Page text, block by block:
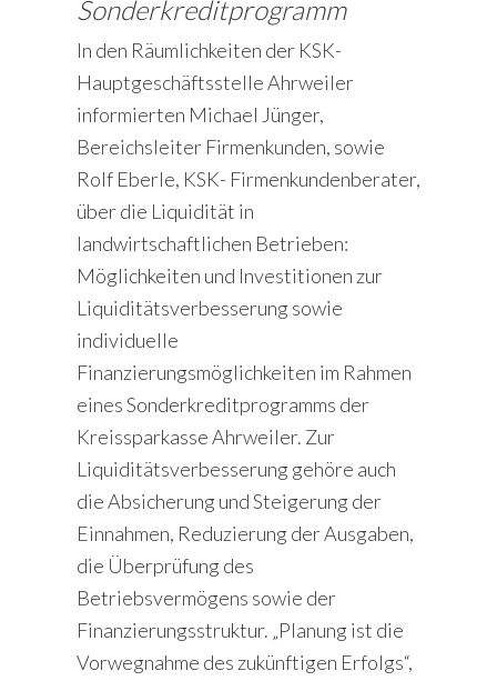
Sonderkreditprogramm
In den Räumlichkeiten der KSK-
Hauptgeschäftsstelle Ahrweiler
informierten Michael Jünger,
Bereichsleiter Firmenkunden, sowie
Rolf Eberle, KSK- Firmenkundenberater,
über die Liquidität in
landwirtschaftlichen Betrieben:
Möglichkeiten und Investitionen zur
Liquiditätsverbesserung sowie
individuelle
Finanzierungsmöglichkeiten im Rahmen
eines Sonderkreditprogramms der
Kreissparkasse Ahrweiler. Zur
Liquiditätsverbesserung gehöre auch
die Absicherung und Steigerung der
Einnahmen, Reduzierung der Ausgaben,
die Überprüfung des
Betriebsvermögens sowie der
Finanzierungsstruktur. „Planung ist die
Vorwegnahme des zukünftigen Erfolgs“,